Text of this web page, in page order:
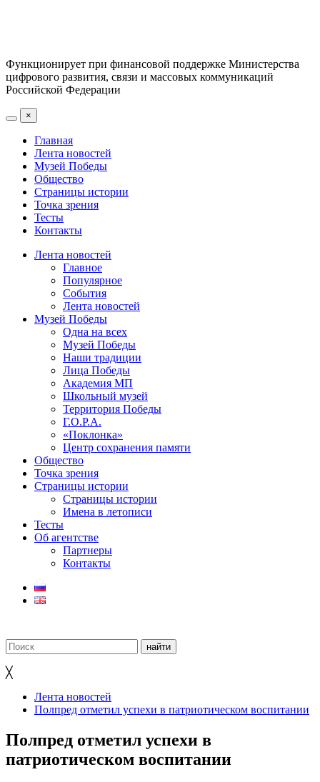
Функционирует при финансовой поддержке Министерства
цифрового развития, связи и массовых коммуникаций
Российской Федерации
×
Главная
Лента новостей
Музей Победы
Общество
Страницы истории
Точка зрения
Тесты
Контакты
Лента новостей
Главное
Популярное
События
Лента новостей
Музей Победы
Одна на всех
Музей Победы
Наши традиции
Лица Победы
Академия МП
Школьный музей
Территория Победы
Г.О.Р.А.
«Поклонка»
Центр сохранения памяти
Общество
Точка зрения
Страницы истории
Страницы истории
Имена в летописи
Тесты
Об агентстве
Партнеры
Контакты
╳
Лента новостей
Полпред отметил успехи в патриотическом воспитании
Полпред отметил успехи в
патриотическом воспитании